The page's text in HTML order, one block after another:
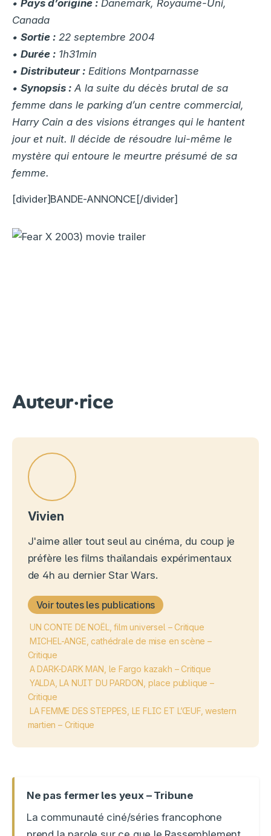
• Pays d’origine : Danemark, Royaume-Uni,
Canada
• Sortie : 22 septembre 2004
• Durée : 1h31min
• Distributeur : Editions Montparnasse
• Synopsis : A la suite du décès brutal de sa
femme dans le parking d’un centre commercial,
Harry Cain a des visions étranges qui le hantent
jour et nuit. Il décide de résoudre lui-même le
mystère qui entoure le meurtre présumé de sa
femme.
[divider]BANDE-ANNONCE[/divider]
Auteur·rice
Vivien
J'aime aller tout seul au cinéma, du coup je
préfère les films thaïlandais expérimentaux
de 4h au dernier Star Wars.
Voir toutes les publications
UN CONTE DE NOËL, film universel – Critique
MICHEL-ANGE, cathédrale de mise en scène –
Critique
A DARK-DARK MAN, le Fargo kazakh – Critique
YALDA, LA NUIT DU PARDON, place publique –
Critique
LA FEMME DES STEPPES, LE FLIC ET L’ŒUF, western
martien – Critique
Ne pas fermer les yeux – Tribune
La communauté ciné/séries francophone